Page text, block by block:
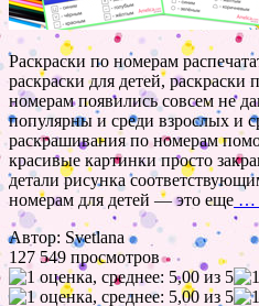
Раскраски по номерам
раскраски для детей,
номерам появились совсем не
популярны и среди взрослых и
раскрашивания по номерам
красивые картинки просто
детали рисунка
номерам для детей — это еще …
Автор: Svetlana
127 549 просмотров